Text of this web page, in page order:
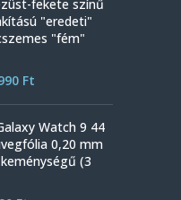
fekete színű
"eredeti"
"fém"
Ft
Watch 9 44
0,20 mm
(3